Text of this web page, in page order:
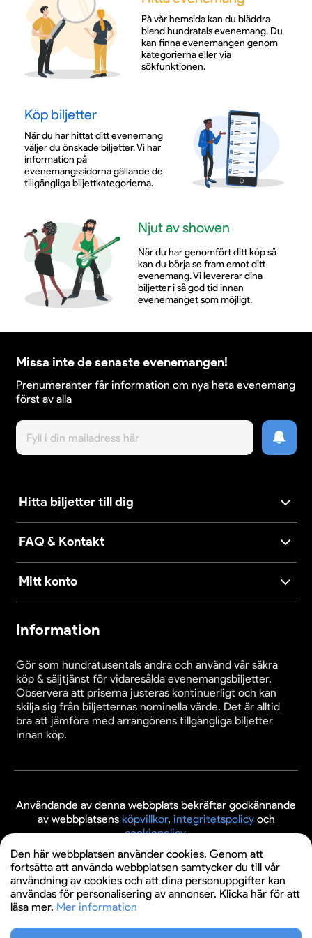
På vår hemsida kan du bläddra
bland hundratals evenemang. Du
kan finna evenemangen genom
kategorierna eller via
sökfunktionen.
Köp biljetter
När du har hittat ditt evenemang
väljer du önskade biljetter. Vi har
information på
evenemangssidorna gällande de
tillgängliga biljettkategorierna.
Njut av showen
När du har genomfört ditt köp så
kan du börja se fram emot ditt
evenemang. Vi levererar dina
biljetter i så god tid innan
evenemanget som möjligt.
Missa inte de senaste evenemangen!
Prenumeranter får information om nya heta evenemang
först av alla
Hitta biljetter till dig
FAQ & Kontakt
Mitt konto
Information
Gör som hundratusentals andra och använd vår säkra
köp & säljtjänst för vidaresålda evenemangsbiljetter.
Observera att priserna justeras kontinuerligt och kan
skilja sig från biljetternas nominella värde. Det är alltid
bra att jämföra med arrangörens tillgängliga biljetter
innan köp.
Användande av denna webbplats bekräftar godkännande
av webbplatsens köpvillkor, integritetspolicyoch
cookiepolicy.
© 2026 Evenemangsbiljetter.se
Den här webbplatsen använder cookies. Genom att
fortsätta att använda webbplatsen samtycker du till vår
användning av cookies och att dina personuppgifter kan
användas för personalisering av annonser. Klicka här för att
läsa mer. Mer information